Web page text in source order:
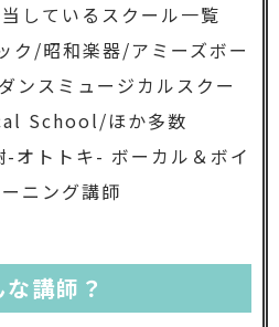
しているスクール一覧
ク/昭和楽器/アミーズボー
ンスミュージカルスクー
School/ほか多数
トトキ- ボーカル＆ボイ
ニング講師
な講師？